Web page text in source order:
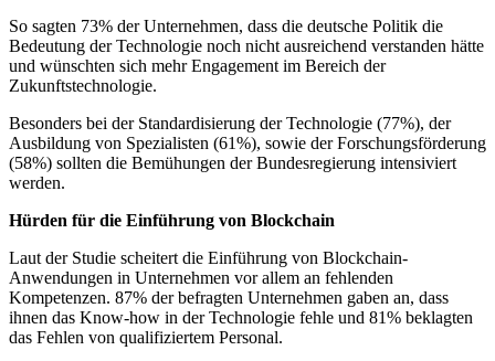
So sagten 73% der Unternehmen, dass die deutsche Politik die
Bedeutung der Technologie noch nicht ausreichend verstanden hätte
und wünschten sich mehr Engagement im Bereich der
Zukunftstechnologie.
Besonders bei der Standardisierung der Technologie (77%), der
Ausbildung von Spezialisten (61%), sowie der Forschungsförderung
(58%) sollten die Bemühungen der Bundesregierung intensiviert
werden.
Hürden für die Einführung von Blockchain
Laut der Studie scheitert die Einführung von Blockchain-
Anwendungen in Unternehmen vor allem an fehlenden
Kompetenzen. 87% der befragten Unternehmen gaben an, dass
ihnen das Know-how in der Technologie fehle und 81% beklagten
das Fehlen von qualifiziertem Personal.